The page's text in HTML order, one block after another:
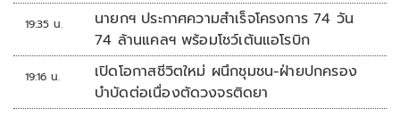
19:35 น.
นายกฯ ประกาศความสำเร็จโครงการ 74 วัน
74 ล้านแคลฯ พร้อมโชว์เต้นแอโรบิก
19:16 น.
เปิดโอกาสชีวิตใหม่ ผนึกชุมชน-ฝ่ายปกครอง
บำบัดต่อเนื่องตัดวงจรติดยา